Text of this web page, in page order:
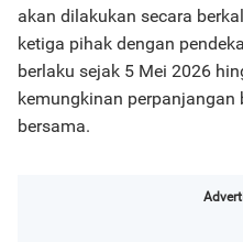
akan dilakukan secara
ketiga pihak dengan
berlaku sejak 5 Mei 2026
kemungkinan perpanjangan
bersama.